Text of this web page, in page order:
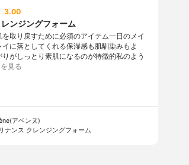
3.00
ンジングフォーム
取り戻すために必須のアイテム一日のメイ
イに落としてくれる保湿感も肌馴染みもよ
りがしっとり素肌になるのが特徴的私のよう
見る
アベンヌ)
ナンス クレンジングフォーム